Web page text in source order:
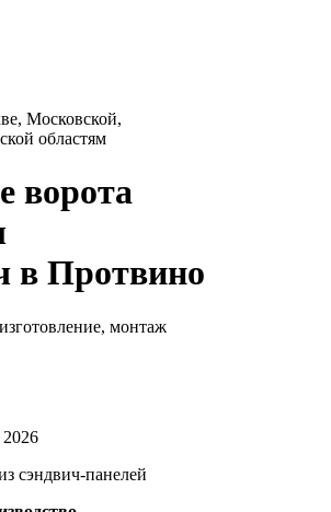
Московской,
областям
ворота
в Протвино
монтаж
2026